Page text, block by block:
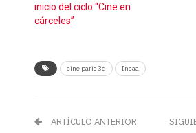
inicio del ciclo “Cine en
cárceles”
cine paris 3d Incaa
ARTÍCULO ANTERIOR